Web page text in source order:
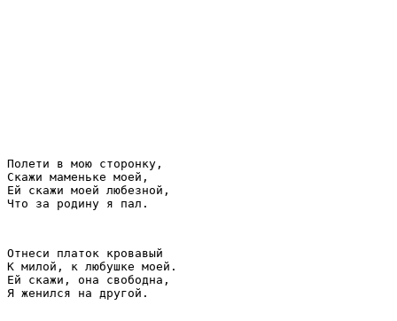
Полети в мою сторонку,
Скажи маменьке моей,
Ей скажи моей любезной,
Что за родину я пал.
Отнеси платок кровавый
К милой, к любушке моей.
Ей скажи, она свободна,
Я женился на другой.